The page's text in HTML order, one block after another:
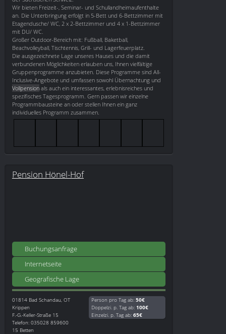
Wir bieten Freizeit-, Seminar- und Schullandheimaufenthalte
an. Die Unterbringung erfolgt in 5-Bett und 6-Bettzimmer mit
Etagendusche/ WC, 2 x 2-Bettzimmer und 4 x 1-Bettzimmer
mit DU/ WC.
Großer Outdoor-Bereich mit: Fußball, Baketball,
Beachvolleyball, Tischtennis, Grill- und Lagerfeuerplatz.
Die ausgezeichnete Lage unseres Hauses und die damit
verbundenen Möglichkeiten erlauben uns, Ihnen vielfältige
Gruppenprogramme anzubieten. Diese Programme sind All-
Inclusive-Angebote und umfassen sowohl Übernachtung und
Vollpensionals auch ein interessantes, erlebnisreiches und
spezifisches Tagesprogramm. Gern passen wir einzelne
Programmbausteine an oder stellen Ihnen ein ganz
individuelles Programm zusammen.
Pension Hönel-Hof
Buchungsanfrage
Internetseite
Geografische Lage
01814 Bad Schandau, OT
Krippen
F.-G.-Keller-Straße 15
Telefon: 035028 859600
15 Betten
Person pro Tag ab: 50€
Doppelzi. p. Tag ab: 100€
Einzelzi. p. Tag ab: 65€